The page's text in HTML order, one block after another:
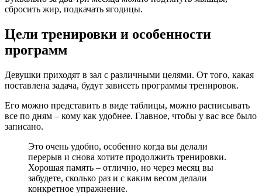
сбросить жир, подкачать ягодицы.
Цели тренировки и особенности
программ
Девушки приходят в зал с различными целями. От того, какая
поставлена задача, будут зависеть программы тренировок.
Его можно представить в виде таблицы, можно расписывать
все по дням – кому как удобнее. Главное, чтобы у вас все было
записано.
Это очень удобно, особенно когда вы делали
перерыв и снова хотите продолжить тренировки.
Хорошая память – отлично, но через месяц вы
забудете, сколько раз и с каким весом делали
конкретное упражнение.